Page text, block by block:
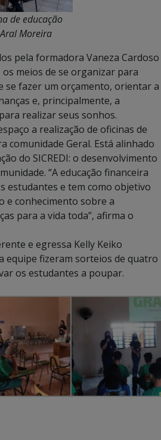
de educação
Moreira
pela formadora Vaneza Cardoso
meios de se organizar para
se fazer um orçamento, orientar a
e, principalmente, a
realizar seus sonhos.
a realização de oficinas de
comunidade Geral. Está alinhado
do SICREDI: o desenvolvimento
“A educação financeira
estudantes e tem como objetivo
e conhecimento sobre a
para a vida toda”, afirma o
e egressa Kelly Keiko
equipe fizeram sorteios de quatro
os estudantes a poupar.